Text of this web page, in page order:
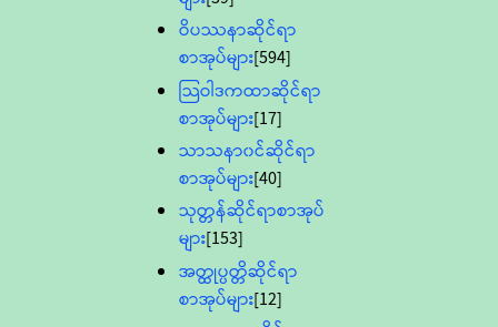
ဝိပဿနာဆိုင်ရာ
စာအုပ်များ[594]
သြဝါဒကထာဆိုင်ရာ
စာအုပ်များ[17]
သာသနာ၀င်ဆိုင်ရာ
စာအုပ်များ[40]
သုတ္တန်ဆိုင်ရာစာအုပ်
များ[153]
အတ္ထုပ္ပတ္တိဆိုင်ရာ
စာအုပ်များ[12]